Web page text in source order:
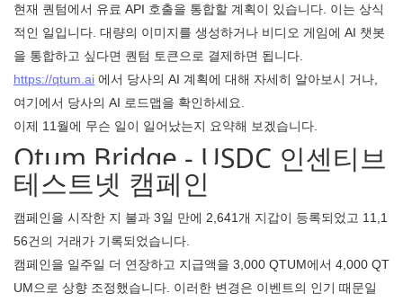
현재 퀀텀에서 유료 API 호출을 통합할 계획이 있습니다. 이는 상식
적인 일입니다. 대량의 이미지를 생성하거나 비디오 게임에 AI 챗봇
을 통합하고 싶다면 퀀텀 토큰으로 결제하면 됩니다.
https://qtum.ai 에서 당사의 AI 계획에 대해 자세히 알아보시 거나,
여기에서 당사의 AI 로드맵을 확인하세요.
이제 11월에 무슨 일이 일어났는지 요약해 보겠습니다.
Qtum Bridge - USDC 인센티브
테스트넷 캠페인
캠페인을 시작한 지 불과 3일 만에 2,641개 지갑이 등록되었고 11,1
56건의 거래가 기록되었습니다.
캠페인을 일주일 더 연장하고 지급액을 3,000 QTUM에서 4,000 QT
UM으로 상향 조정했습니다. 이러한 변경은 이벤트의 인기 때문일